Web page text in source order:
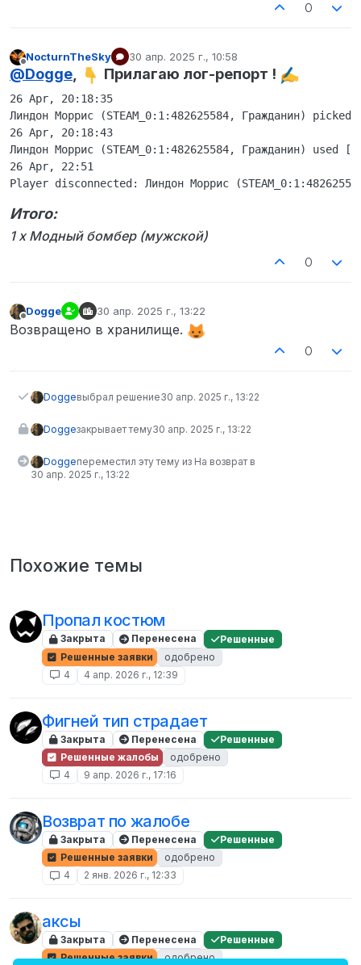
0
Не в сети
NocturnTheSky 30 апр. 2025 г., 10:58
отредактировано
@Dogge, Прилагаю лог-репорт !
26 Apr, 20:18:35
Линдон Моррис (STEAM_0:1:482625584, Гражданин)
26 Apr, 20:18:43
Линдон Моррис (STEAM_0:1:482625584, Гражданин) used
26 Apr, 22:51
Итого:
1 x Модный бомбер (мужской)
0
Не в сети
Dogge 30 апр. 2025 г., 13:22
отредактировано
Возвращено в хранилище.
0
Doggeвыбрал решение30 апр. 2025 г., 13:22
Doggeзакрывает тему30 апр. 2025 г., 13:22
Doggeпереместил эту тему из На возврат в
30 апр. 2025 г., 13:22
Похожие темы
Пропал костюм
Закрыта Перенесена
Решенные
Решенные заявки
одобрено
4
4 апр. 2026 г., 12:39
Фигней тип страдает
Закрыта Перенесена
Решенные
Решенные жалобы
одобрено
4
9 апр. 2026 г., 17:16
Возврат по жалобе
Закрыта Перенесена
Решенные
Решенные заявки
одобрено
4
2 янв. 2026 г., 12:33
аксы
Закрыта Перенесена
Решенные
Решенные заявки
одобрено